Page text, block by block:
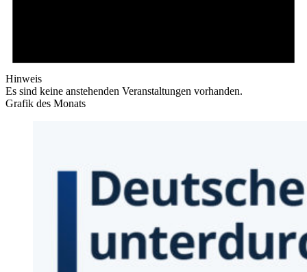
Hinweis
Es sind keine anstehenden Veranstaltungen vorhanden.
Grafik des Monats